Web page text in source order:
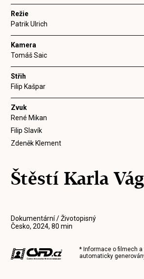
Režie
Patrik Ulrich
Kamera
Tomáš Saic
Střih
Filip Kašpar
Zvuk
René Mikan
Filip Slavík
Zdeněk Klement
Štěstí Karla
Dokumentární / Životopisný
Česko, 2024, 80 min
* Informace o filmech
automaticky